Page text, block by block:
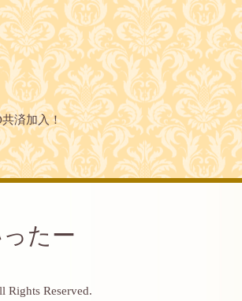
済加入！
たー
Rights Reserved.